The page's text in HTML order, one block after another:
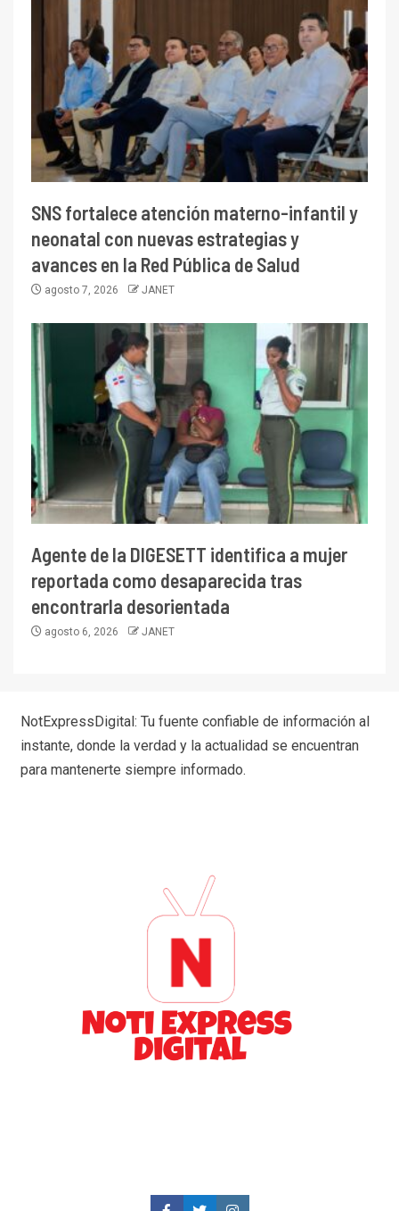
SNS fortalece atención materno-infantil y
neonatal con nuevas estrategias y
avances en la Red Pública de Salud
agosto 7, 2026 JANET
Agente de la DIGESETT identifica a mujer
reportada como desaparecida tras
encontrarla desorientada
agosto 6, 2026 JANET
NotExpressDigital: Tu fuente confiable de información al
instante, donde la verdad y la actualidad se encuentran
para mantenerte siempre informado.